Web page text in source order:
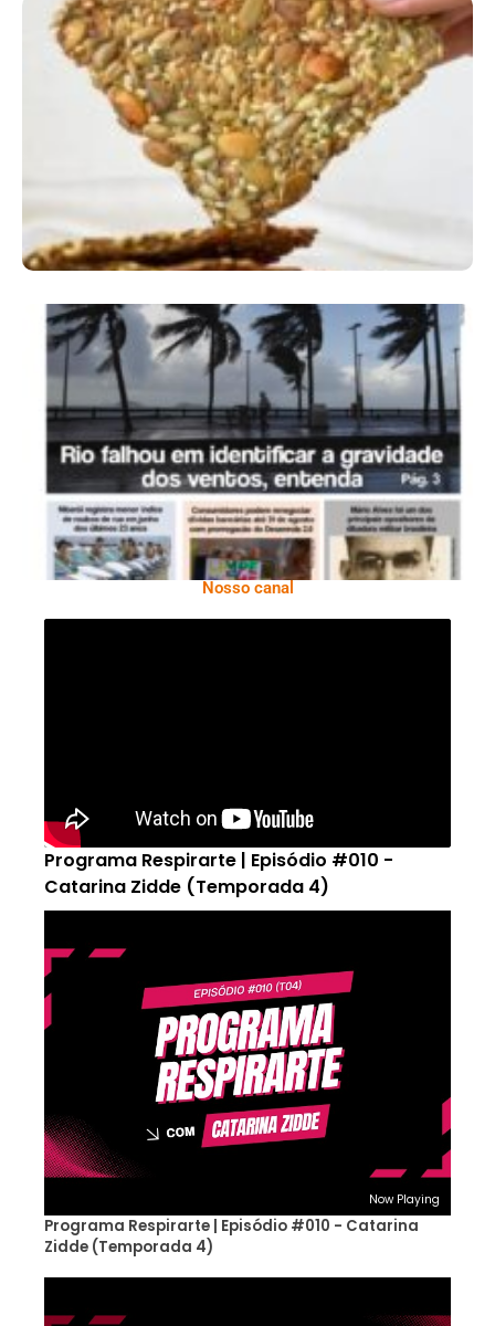
Comer Bem: Cracker De Sementes
Ano X – Número 366 01 A 07 De Agosto De
2026
Nosso canal
Programa Respirarte | Episódio #010 -
Catarina Zidde (Temporada 4)
Now Playing
Programa Respirarte | Episódio #010 - Catarina
Zidde (Temporada 4)